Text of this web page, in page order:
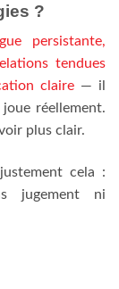
?
persistante,
tendues
claire — il
réellement.
plus clair.
cela :
jugement ni